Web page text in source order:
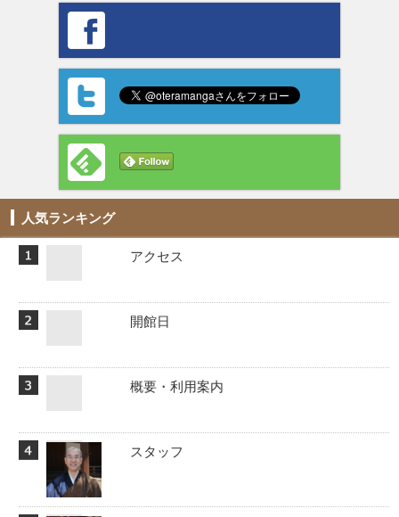
人気ランキング
アクセス
開館日
概要・利用案内
スタッフ